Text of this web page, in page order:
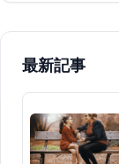
最新記事